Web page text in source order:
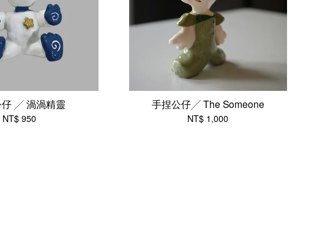
仔 ╱ 渦渦精靈
NT$ 950
手捏公仔╱ The Someone
NT$ 1,000